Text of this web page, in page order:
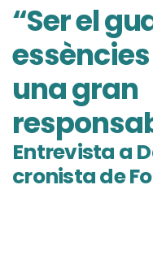
“Ser el
una gran
Entrevista a
cronista de